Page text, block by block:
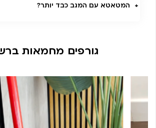
המטאטא עם המגב כבד יותר?
גורפים מחמאות